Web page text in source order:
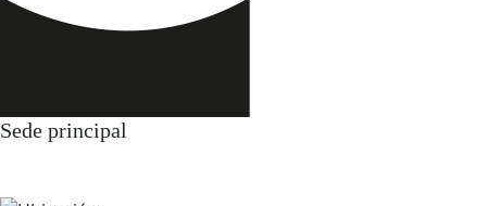
Sede principal